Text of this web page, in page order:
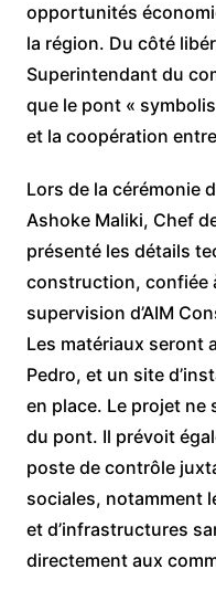
opportunités
la région. Du côté
Superintendant du
que le pont «
et la coopération
Lors de la cérémonie
Ashoke Maliki, Chef
présenté les détails
construction, confiée
supervision d’AIM
Les matériaux seront
Pedro, et un site
en place. Le projet ne
du pont. Il prévoit
poste de contrôle
sociales, notamment
et d’infrastructures
directement aux